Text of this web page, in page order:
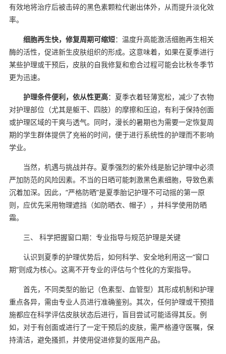
有效地将治疗后被击碎的黑色素颗粒代谢出体外，从而提升淡化效
率。
细胞再生快，修复周期可缩短：温度升高能激活细胞再生相关
酶的活性，促进新生皮肤组织的形成。这意味着，如果在夏季进行
某些护理或干预后，皮肤的自我修复和愈合过程可能会比秋冬季节
更为迅速。
护理条件便利，依从性更高：夏季衣着轻薄宽松，减少了衣物
对护理部位（尤其是躯干、四肢）的摩擦和压迫，有利于保持创面
或护理区域的干爽与透气。同时，漫长的暑期也为需要一定恢复周
期的学生群体提供了充裕的时间，便于进行系统性的护理而不影响
学业。
当然，机遇与挑战并存。夏季强烈的紫外线是胎记护理中必须
严加防范的风险因素。不当的日晒可能刺激黑色素细胞，导致色素
沉着加深。因此，“严格防晒”是夏季胎记护理不可动摇的第一原
则，应优先采用物理遮挡（如防晒衣、帽子），并科学使用防晒
霜。
三、 科学把握窗口期：专业指导与规范护理是关键
认识到夏季的护理优势后，如何科学、安全地利用这一“窗口
期”则成为核心。这离不开专业的评估与个性化的方案指导。
首先，不同类型的胎记（色素型、血管型）其形成机制和护理
重点各异，需由专业人员进行准确鉴别。其次，任何护理或干预措
施都应在科学评估皮肤状态后进行，盲目尝试可能适得其反。例
如，对于有创面或进行了一定干预后的皮肤，需严格遵守医嘱，保
持清洁，避免搔抓，并使用促进修复的医用产品。